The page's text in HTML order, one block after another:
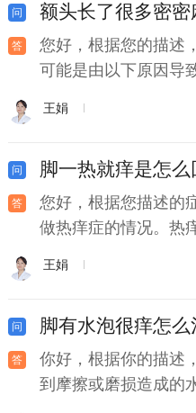
额头长了很多密
您好，根据您的描述
可能是由以下原因导
王娟
脚一热就痒是怎么
您好，根据您描述的
做热痒症的情况。热
王娟
脚有水泡很痒怎
你好，根据你的描述
到摩擦或磨损造成的